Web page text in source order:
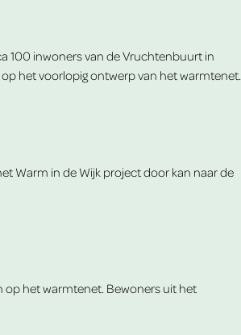
100 inwoners van de Vruchtenbuurt in
het voorlopig ontwerp van het warmtenet.
Warm in de Wijk project door kan naar de
het warmtenet. Bewoners uit het